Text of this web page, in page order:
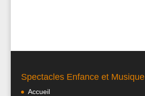
Spectacles Enfance et Musique
Accueil